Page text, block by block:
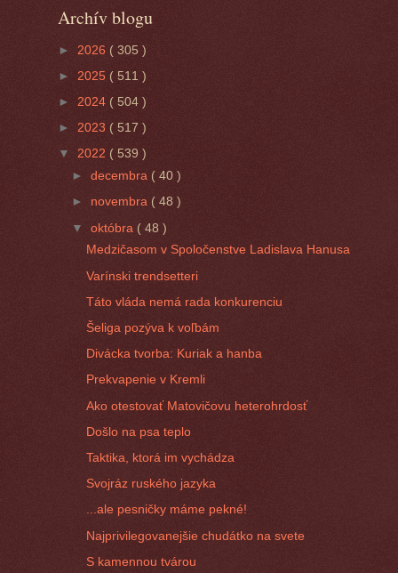
Archív blogu
► 2026 ( 305 )
► 2025 ( 511 )
► 2024 ( 504 )
► 2023 ( 517 )
▼ 2022 ( 539 )
►decembra ( 40 )
► novembra ( 48 )
▼októbra ( 48 )
Medzičasom v Spoločenstve Ladislava Hanusa
Varínski trendsetteri
Táto vláda nemá rada konkurenciu
Šeliga pozýva k voľbám
Divácka tvorba: Kuriak a hanba
Prekvapenie v Kremli
Ako otestovať Matovičovu heterohrdosť
Došlo na psa teplo
Taktika, ktorá im vychádza
Svojráz ruského jazyka
...ale pesničky máme pekné!
Najprivilegovanejšie chudátko na svete
S kamennou tvárou